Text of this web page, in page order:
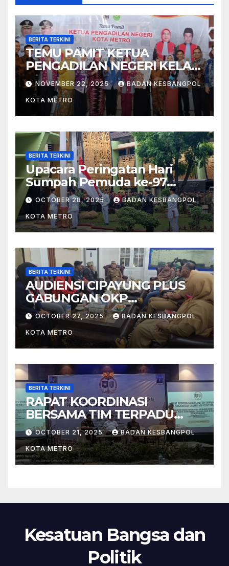
BERITA TERKINI
TEMU PAMIT KETUA
PENGADILAN NEGERI KELAS
I B METRO
NOVEMBER 22, 2025 BADAN KESBANGPOL
KOTA METRO
BERITA TERKINI
Upacara Peringatan Hari
Sumpah Pemuda ke-97
Tahun 2025 di Kota Metro
OCTOBER 28, 2025 BADAN KESBANGPOL
KOTA METRO
BERITA TERKINI
AUDIENSI CIPAYUNG PLUS
GABUNGAN OKP
MAHASISWA KOTA METRO
BERSAMA WALIKOTA METRO
OCTOBER 27, 2025 BADAN KESBANGPOL
KOTA METRO
BERITA TERKINI
RAPAT KOORDINASI
BERSAMA TIM TERPADU
NASIONAL PENGAWASAN
ORGANISASI
KEMASYARAKATAN (ORMAS)
TAHUN 2025
OCTOBER 21, 2025 BADAN KESBANGPOL
KOTA METRO
Kesatuan Bangsa dan
Politik